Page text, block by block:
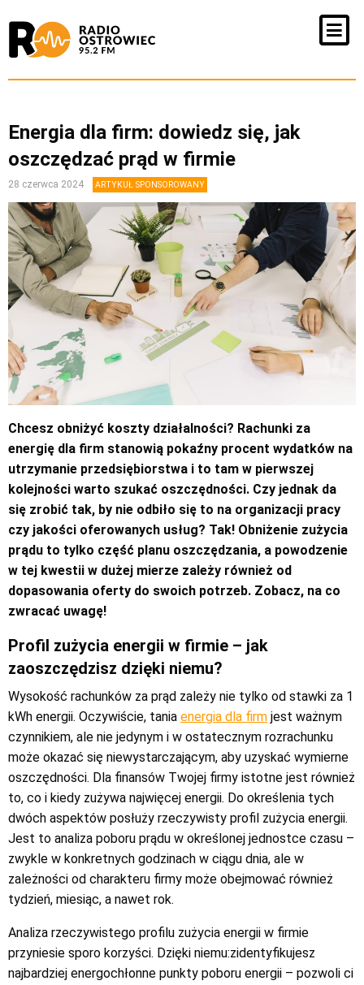
Energia dla firm: dowiedz się, jak
oszczędzać prąd w firmie
28 czerwca 2024 ARTYKUŁ SPONSOROWANY
Chcesz obniżyć koszty działalności? Rachunki za
energię dla firm stanowią pokaźny procent wydatków na
utrzymanie przedsiębiorstwa i to tam w pierwszej
kolejności warto szukać oszczędności. Czy jednak da
się zrobić tak, by nie odbiło się to na organizacji pracy
czy jakości oferowanych usług? Tak! Obniżenie zużycia
prądu to tylko część planu oszczędzania, a powodzenie
w tej kwestii w dużej mierze zależy również od
dopasowania oferty do swoich potrzeb. Zobacz, na co
zwracać uwagę!
Profil zużycia energii w firmie – jak
zaoszczędzisz dzięki niemu?
Wysokość rachunków za prąd zależy nie tylko od stawki za 1
kWh energii. Oczywiście, tania energia dla firm jest ważnym
czynnikiem, ale nie jedynym i w ostatecznym rozrachunku
może okazać się niewystarczającym, aby uzyskać wymierne
oszczędności. Dla finansów Twojej firmy istotne jest również
to, co i kiedy zużywa najwięcej energii. Do określenia tych
dwóch aspektów posłuży rzeczywisty profil zużycia energii.
Jest to analiza poboru prądu w określonej jednostce czasu –
zwykle w konkretnych godzinach w ciągu dnia, ale w
zależności od charakteru firmy może obejmować również
tydzień, miesiąc, a nawet rok.
Analiza rzeczywistego profilu zużycia energii w firmie
przyniesie sporo korzyści. Dzięki niemu:zidentyfikujesz
najbardziej energochłonne punkty poboru energii – pozwoli ci